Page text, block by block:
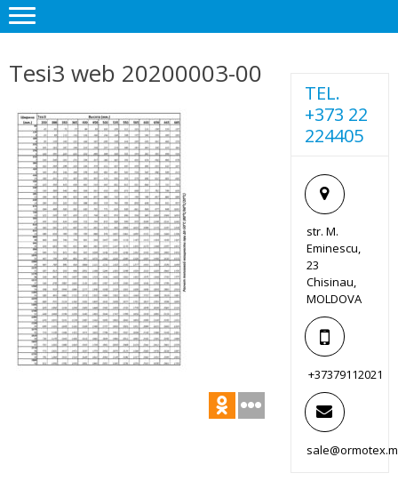
Tesi3 web 20200003-00
TEL.
+373 22
224405
str. M.
Eminescu,
23
Chisinau,
MOLDOVA
+37379112021